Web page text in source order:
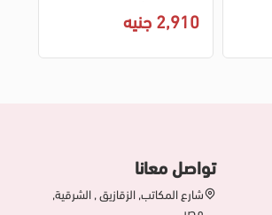
2,910 جنيه
تواصل معانا
شارع المكاتب, الزقازيق , الشرقية,
مصر